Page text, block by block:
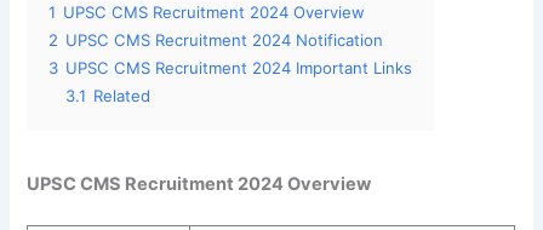
1 UPSC CMS Recruitment 2024 Overview
2 UPSC CMS Recruitment 2024 Notification
3 UPSC CMS Recruitment 2024 Important Links
3.1 Related
UPSC CMS Recruitment 2024 Overview